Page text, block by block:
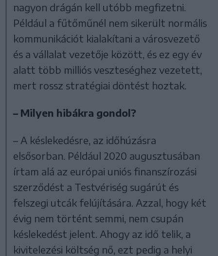
nagyon drágán kell utóbb megfizetni.
Például a fűtőműnél nem sikerült normális
kommunikációt kialakítani a városvezető
és a vállalat vezetője között, és ez egy év
alatt több milliós veszteséghez vezetett,
mert rossz stratégiai döntést hoztak.
– Milyen hibákra gondol?
– A késlekedésre, az időhúzásra
elsősorban. Például 2020 augusztusában
írtam alá az európai uniós finanszírozási
szerződést a Testvériség sugárút és
felszegi utcák felújítására. Azzal, hogy két
évig nem történt semmi, nem csupán
késlekedést jelent. Ahogy az idő telik, a
kivitelezési költség nő, ezt pedig a helyi